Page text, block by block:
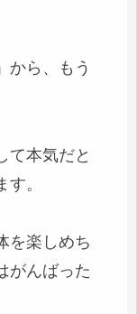
から、もう
て本気だと
。
を楽しめち
がんばった